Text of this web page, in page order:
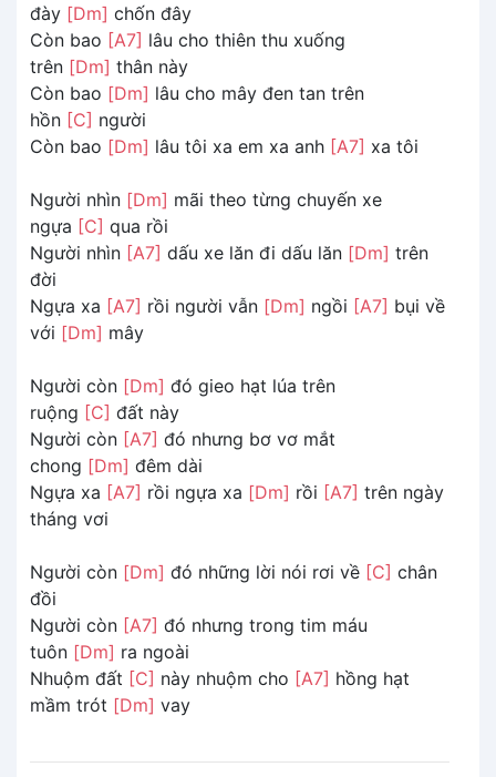
đày [Dm] chốn đây
Còn bao [A7] lâu cho thiên thu xuống
trên [Dm] thân này
Còn bao [Dm] lâu cho mây đen tan trên
hồn [C] người
Còn bao [Dm] lâu tôi xa em xa anh [A7] xa tôi
Người nhìn [Dm] mãi theo từng chuyến xe
ngựa [C] qua rồi
Người nhìn [A7] dấu xe lăn đi dấu lăn [Dm] trên
đời
Ngựa xa [A7] rồi người vẫn [Dm] ngồi [A7] bụi về
với [Dm] mây
Người còn [Dm] đó gieo hạt lúa trên
ruộng [C] đất này
Người còn [A7] đó nhưng bơ vơ mắt
chong [Dm] đêm dài
Ngựa xa [A7] rồi ngựa xa [Dm] rồi [A7] trên ngày
tháng vơi
Người còn [Dm] đó những lời nói rơi về [C] chân
đồi
Người còn [A7] đó nhưng trong tim máu
tuôn [Dm] ra ngoài
Nhuộm đất [C] này nhuộm cho [A7] hồng hạt
mầm trót [Dm] vay